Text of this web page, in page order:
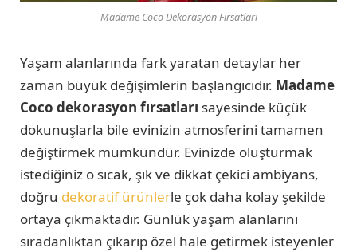
Madame Coco Dekorasyon Fırsatları
Yaşam alanlarında fark yaratan detaylar her
zaman büyük değişimlerin başlangıcıdır. Madame
Coco dekorasyon fırsatları sayesinde küçük
dokunuşlarla bile evinizin atmosferini tamamen
değiştirmek mümkündür. Evinizde oluşturmak
istediğiniz o sıcak, şık ve dikkat çekici ambiyans,
doğru dekoratif ürünlerle çok daha kolay şekilde
ortaya çıkmaktadır. Günlük yaşam alanlarını
sıradanlıktan çıkarıp özel hale getirmek isteyenler